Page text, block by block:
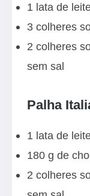
1 lata de
3 colheres
2 colheres
sem sal
Palha
1 lata de
180 g de
2 colheres